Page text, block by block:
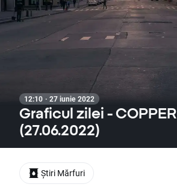
12:10 · 27 iunie 2022
Graficul zilei - COPPER
(27.06.2022)
Știri Mărfuri